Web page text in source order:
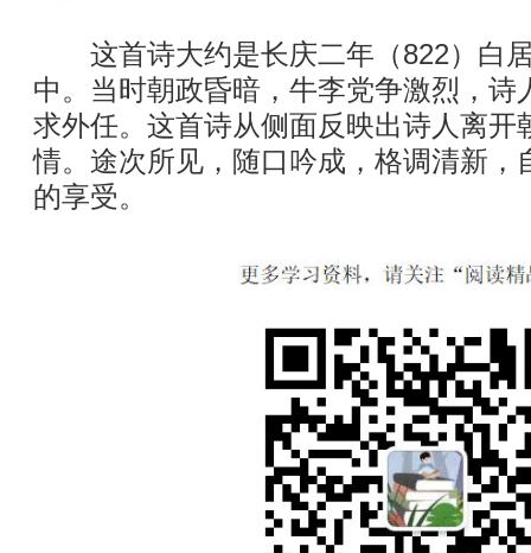
这首诗大约是长庆二年（822）白
中。当时朝政昏暗，牛李党争激烈，诗
求外任。这首诗从侧面反映出诗人离开
情。途次所见，随口吟成，格调清新，
的享受。